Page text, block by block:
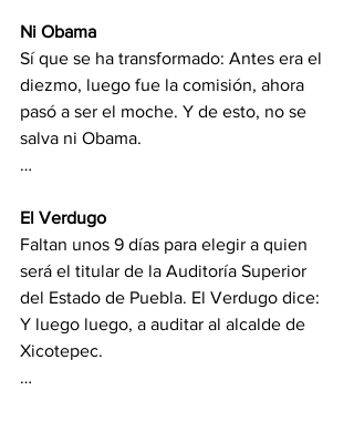
Ni Obama
Sí que se ha transformado: Antes era el
diezmo, luego fue la comisión, ahora
pasó a ser el moche. Y de esto, no se
salva ni Obama.
…
El Verdugo
Faltan unos 9 días para elegir a quien
será el titular de la Auditoría Superior
del Estado de Puebla. El Verdugo dice:
Y luego luego, a auditar al alcalde de
Xicotepec.
…